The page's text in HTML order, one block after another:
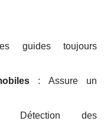
guides toujours
: Assure un
des